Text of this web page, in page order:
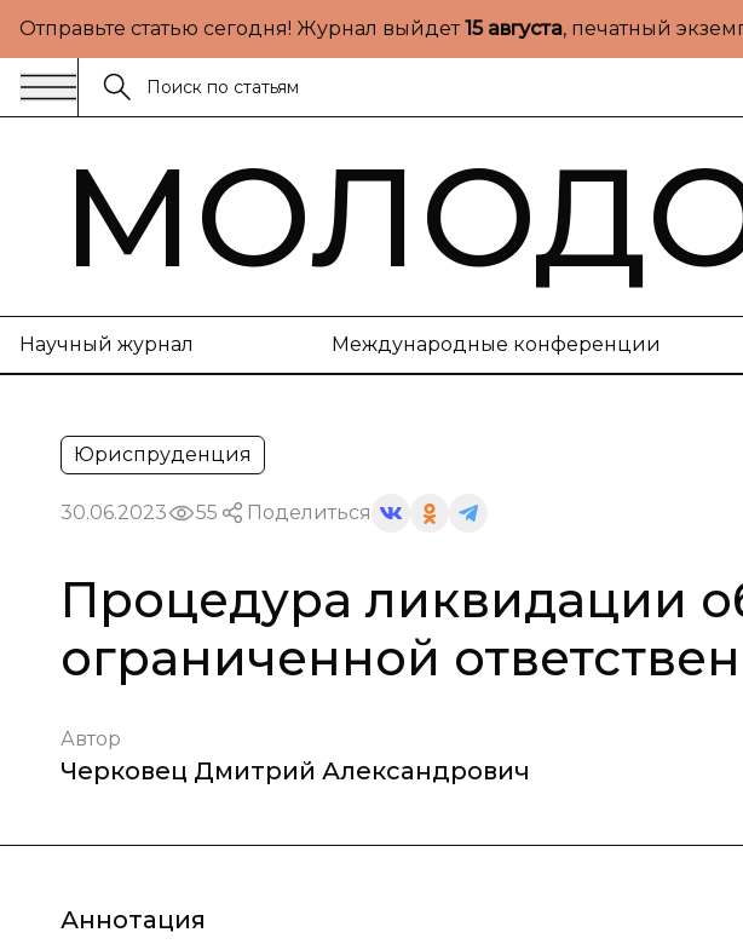
Отправьте статью сегодня! Журнал выйдет15 августа, печатный
Научный журнал Международные конференции
Юриспруденция
30.06.2023 55 Поделиться
Процедура ликвидации
ограниченной
Автор
Черковец Дмитрий Александрович
Аннотация